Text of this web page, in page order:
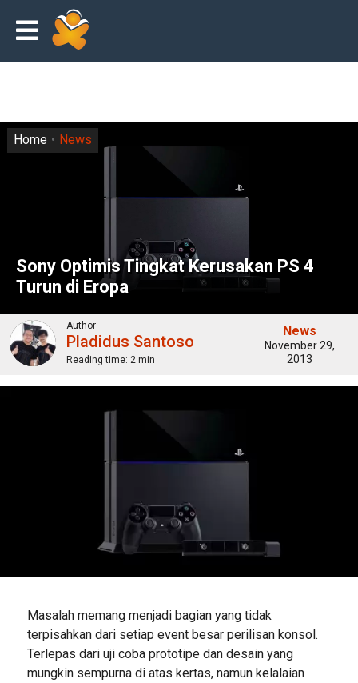
Sony Optimis Tingkat Kerusakan PS 4
Turun di Eropa
Home News
Author
Pladidus Santoso
Reading time: 2 min
News
November 29,
2013
Masalah memang menjadi bagian yang tidak
terpisahkan dari setiap event besar perilisan konsol.
Terlepas dari uji coba prototipe dan desain yang
mungkin sempurna di atas kertas, namun kelalaian